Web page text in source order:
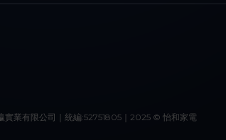
實業有限公司｜統編:52751805｜2025 © 怡和家電